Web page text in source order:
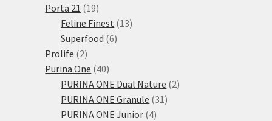
produkt
Porta 21 1919
produktů
Feline Finest 1313
Superfood 66
Prolife 22
produkty
Purina One 4040
produktů
PURINA ONE Dual Nature 22
PURINA ONE Granule 31 31
PURINA ONE Junior 44